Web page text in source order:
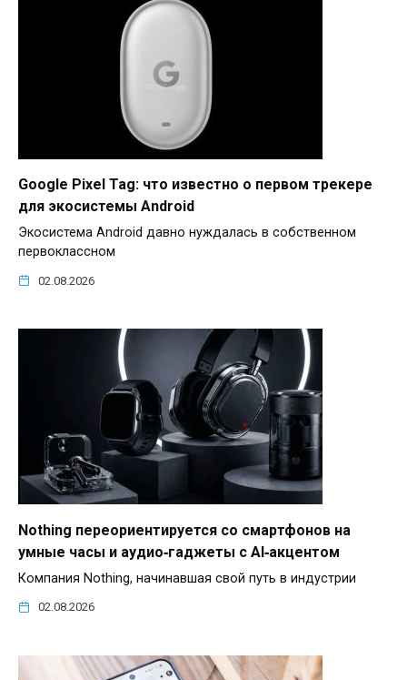
Google Pixel Tag: что известно о первом трекере
для экосистемы Android
Экосистема Android давно нуждалась в собственном
первоклассном
02.08.2026
Nothing переориентируется со смартфонов на
умные часы и аудио‑гаджеты с AI‑акцентом
Компания Nothing, начинавшая свой путь в индустрии
02.08.2026